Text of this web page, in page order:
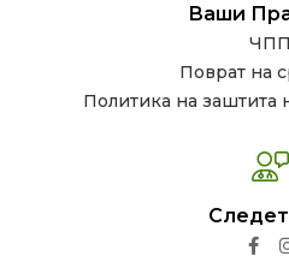
Ваши
ЧПП
Поврат на
Политика на заштита